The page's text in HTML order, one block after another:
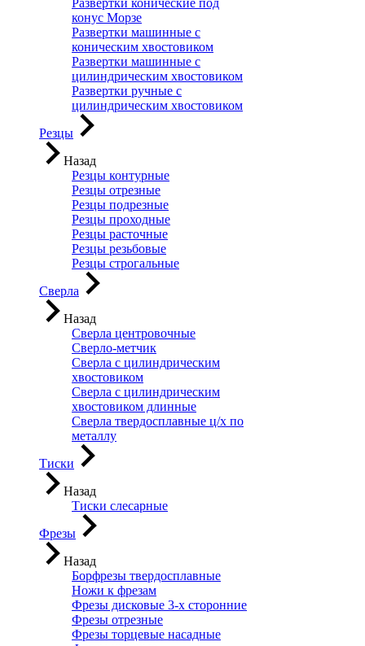
Развертки конические под
конус Морзе
Развертки машинные с
коническим хвостовиком
Развертки машинные с
цилиндрическим хвостовиком
Развертки ручные с
цилиндрическим хвостовиком
Резцы
Назад
Резцы контурные
Резцы отрезные
Резцы подрезные
Резцы проходные
Резцы расточные
Резцы резьбовые
Резцы строгальные
Сверла
Назад
Сверла центровочные
Сверло-метчик
Сверла с цилиндрическим
хвостовиком
Сверла с цилиндрическим
хвостовиком длинные
Сверла твердосплавные ц/х по
металлу
Тиски
Назад
Тиски слесарные
Фрезы
Назад
Борфрезы твердосплавные
Ножи к фрезам
Фрезы дисковые 3-х сторонние
Фрезы отрезные
Фрезы торцевые насадные